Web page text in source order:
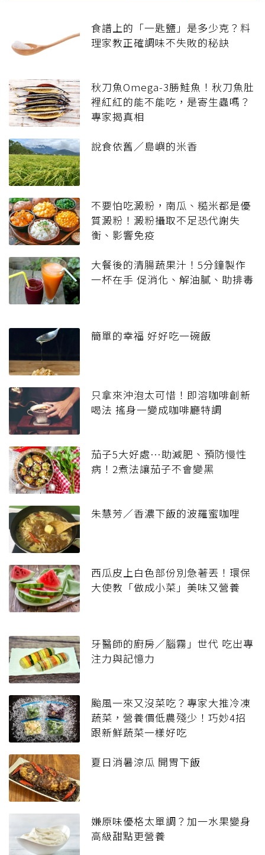
食譜上的「一匙鹽」是多少克？料
理家教正確調味不失敗的秘訣
秋刀魚Omega-3勝鮭魚！秋刀魚肚
裡紅紅的能不能吃，是寄生蟲嗎？
專家揭真相
說食依舊／島嶼的米香
不要怕吃澱粉，南瓜、糙米都是優
質澱粉！澱粉攝取不足恐代謝失
衡、影響免疫
大餐後的清腸蔬果汁！5分鐘製作
一杯在手 促消化、解油膩、助排毒
簡單的幸福 好好吃一碗飯
只拿來沖泡太可惜！即溶咖啡創新
喝法 搖身一變成咖啡廳特調
茄子5大好處…助減肥、預防慢性
病！2煮法讓茄子不會變黑
朱慧芳／香濃下飯的波羅蜜咖哩
西瓜皮上白色部份別急著丟！環保
大使教「做成小菜」美味又營養
牙醫師的廚房／腦霧」世代 吃出專
注力與記憶力
颱風一來又沒菜吃？專家大推冷凍
蔬菜，營養價低農殘少！巧妙4招
跟新鮮蔬菜一樣好吃
夏日消暑涼瓜 開胃下飯
嫌原味優格太單調？加一水果變身
高級甜點更營養